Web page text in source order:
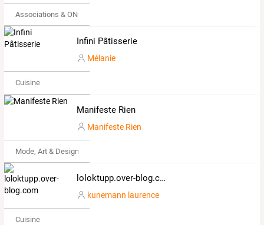
Associations & ONG
Infini Pâtisserie
Mélanie
Cuisine
Manifeste Rien
Manifeste Rien
Mode, Art & Design
loloktupp.over-blog.com
kunemann laurence
Cuisine